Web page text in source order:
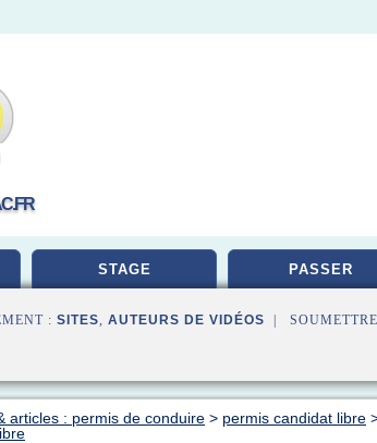
STAGE PASSER
: SITES, AUTEURS DE VIDÉOS |
articles : permis de conduire > permis candidat libre